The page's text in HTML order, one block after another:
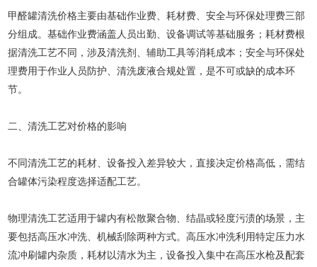
甲醛罐清洗价格主要由基础作业费、耗材费、安全与环保处理费三部
分组成。基础作业费涵盖人员出勤、设备调试等基础服务；耗材费根
据清洗工艺不同，涉及清洗剂、辅助工具等消耗成本；安全与环保处
理费用于作业人员防护、清洗废液合规处置，是不可或缺的成本环
节。
二、清洗工艺对价格的影响
不同清洗工艺的耗材、设备投入差异较大，直接决定价格高低，需结
合罐体污染程度选择适配工艺。
物理清洗工艺适用于罐内有松散聚合物、结晶或轻度污渍的场景，主
要包括高压水冲洗、机械刮除两种方式。高压水冲洗利用特定压力水
流冲刷罐内杂质，耗材以清水为主，设备投入集中在高压水枪及配套